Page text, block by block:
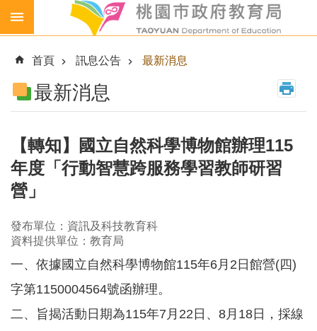
跳到主要內容區塊
生
鮮
乳
費
營
養
午
餐
各
級
校
幼
首頁 訊息公告 最新消息
最新消息
【轉知】國立自然科學博物館辦理115
年度「行動智慧跨服務學習教師研習
營」
發布單位：資訊及科技教育科
資料提供單位：教育局
一、依據國立自然科學博物館115年6月2日館營(四)
字第1150004564號函辦理。
二、旨揭活動日期為115年7月22日、8月18日，採線